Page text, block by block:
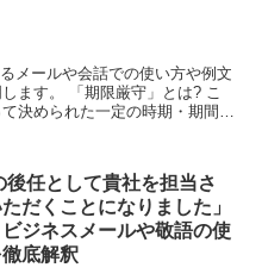
メールや会話での使い方や例文
ます。 「期限厳守」とは? こ
決められた一定の時期・期間」
後任として貴社を担当さ
だくことになりました」
ビジネスメールや敬語の使
底解釈